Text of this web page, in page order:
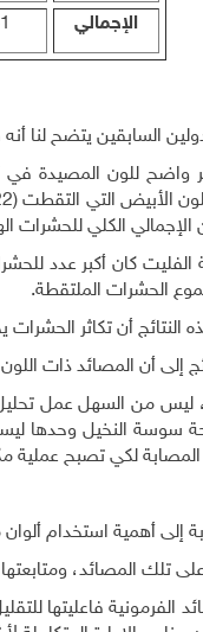
الإجمالي
السابقين يتضح
الفليت كان أكبر عدد
النتائج أن تكاثر
إلى أن المصائد ذات
ليس من السهل عمل
سوسة النخيل وحدها
المصابة لكي تصبح عملية
إلى أهمية استخدام
تلك المصائد،
الفرمونية فاعليتها